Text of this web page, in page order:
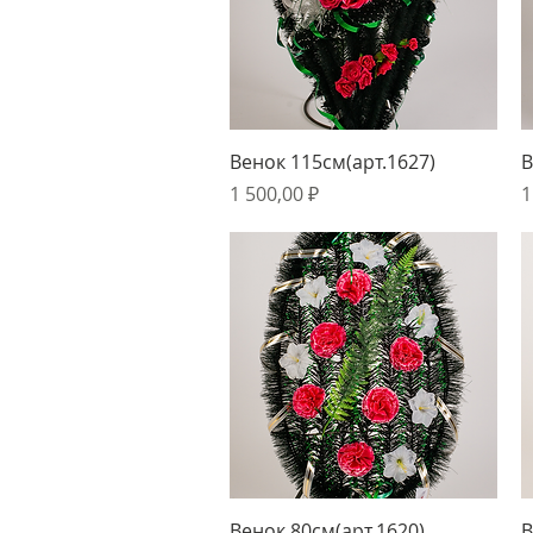
Быстрый просмотр
Венок 115см(арт.1627)
Цена
1 500,00 ₽
Быстрый просмотр